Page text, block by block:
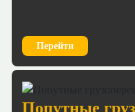
Перейти
Попутные